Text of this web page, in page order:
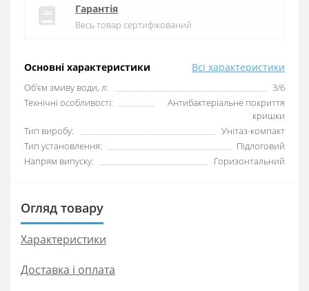
Основні характеристики Всі характеристики
Об'єм змиву води, л:
3/6
Технічні особливості:
Антибактеріальне покриття
кришки
Тип виробу:
Унітаз-компакт
Тип установлення:
Підлоговий
Напрям випуску:
Горизонтальний
Гарантія
Весь товар сертифікований
Огляд товару
Характеристики
Доставка і оплата